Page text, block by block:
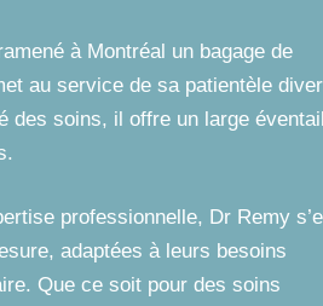
à Montréal un bagage de
au service de sa patientèle
des soins, il offre un large
professionnelle, Dr Remy
adaptées à leurs besoins
Que ce soit pour des soins